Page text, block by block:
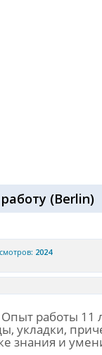
(Berlin)
2024
работы 11
укладки,
знания и